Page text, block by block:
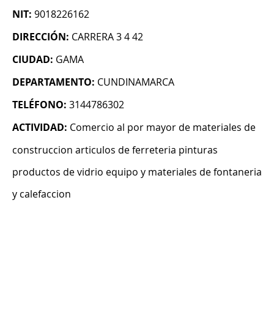
NIT: 9018226162
DIRECCIÓN: CARRERA 3 4 42
CIUDAD: GAMA
DEPARTAMENTO: CUNDINAMARCA
TELÉFONO: 3144786302
ACTIVIDAD: Comercio al por mayor de materiales de
construccion articulos de ferreteria pinturas
productos de vidrio equipo y materiales de fontaneria
y calefaccion